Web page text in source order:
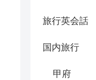
旅行英会話
国内旅行
甲府